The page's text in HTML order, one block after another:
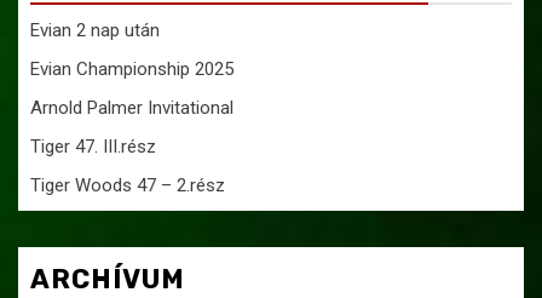
Evian 2 nap után
Evian Championship 2025
Arnold Palmer Invitational
Tiger 47. III.rész
Tiger Woods 47 – 2.rész
ARCHÍVUM